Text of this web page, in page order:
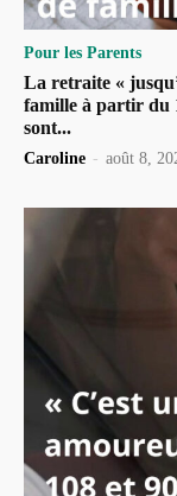
Pour les Parents
La retraite «
famille à partir du
sont...
Caroline - août 8,